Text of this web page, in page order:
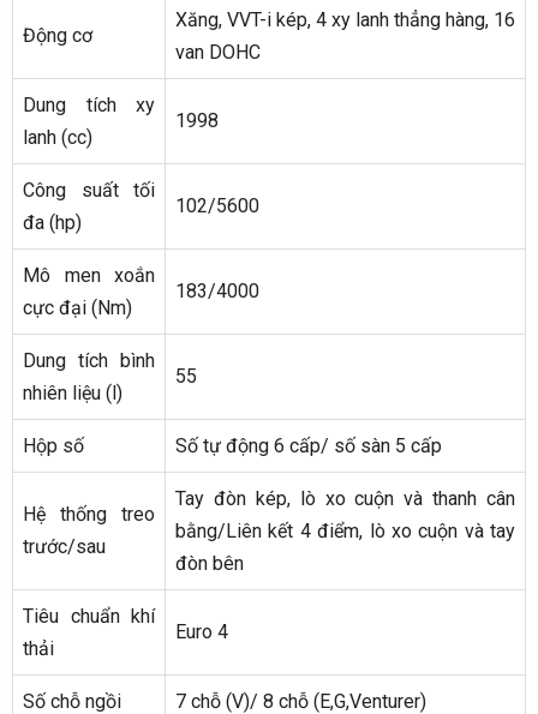
Động cơ
Xăng, VVT-i kép, 4 xy lanh thẳng hàng, 16
van DOHC
Dung tích xy
lanh (cc)
1998
Công suất tối
đa (hp)
102/5600
Mô men xoắn
cực đại (Nm)
183/4000
Dung tích bình
nhiên liệu (l)
55
Hộp số Số tự động 6 cấp/ số sàn 5 cấp
Hệ thống treo
trước/sau
Tay đòn kép, lò xo cuộn và thanh cân
bằng/Liên kết 4 điểm, lò xo cuộn và tay
đòn bên
Tiêu chuẩn khí
thải
Euro 4
Số chỗ ngồi 7 chỗ (V)/ 8 chỗ (E,G,Venturer)